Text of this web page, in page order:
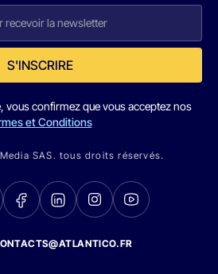
S'INSCRIRE
vous confirmez que vous acceptez nos
et Conditions
SAS. tous droits réservés.